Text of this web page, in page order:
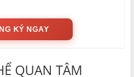
KÝ NGAY
QUAN TÂM